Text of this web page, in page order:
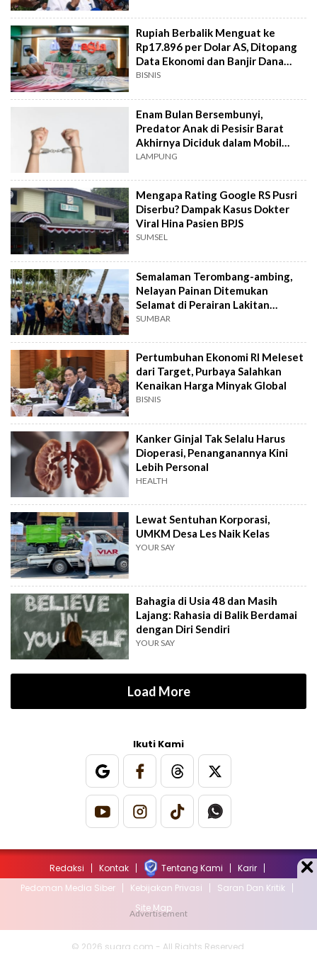
Rupiah Berbalik Menguat ke
Rp17.896 per Dolar AS, Ditopang
Data Ekonomi dan Banjir Dana
Asing
BISNIS
Enam Bulan Bersembunyi,
Predator Anak di Pesisir Barat
Akhirnya Diciduk dalam Mobil
Travel
LAMPUNG
Mengapa Rating Google RS Pusri
Diserbu? Dampak Kasus Dokter
Viral Hina Pasien BPJS
SUMSEL
Semalaman Terombang-ambing,
Nelayan Painan Ditemukan
Selamat di Perairan Lakitan
Selatan
SUMBAR
Pertumbuhan Ekonomi RI Meleset
dari Target, Purbaya Salahkan
Kenaikan Harga Minyak Global
BISNIS
Kanker Ginjal Tak Selalu Harus
Dioperasi, Penanganannya Kini
Lebih Personal
HEALTH
Lewat Sentuhan Korporasi,
UMKM Desa Les Naik Kelas
YOUR SAY
Bahagia di Usia 48 dan Masih
Lajang: Rahasia di Balik Berdamai
dengan Diri Sendiri
YOUR SAY
Load More
Ikuti Kami
Redaksi Kontak Tentang Kami
Karir
Pedoman Media Siber
Kebijakan Privasi
Saran Dan Kritik
Site Map
© 2026 suara.com - All Rights Reserved.